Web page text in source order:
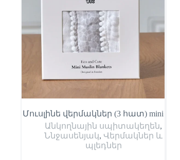
Մուսլինե վերմակներ (3 հատ) mini
Անկողնային սպիտակեղեն,
Ննջասենյակ, Վերմակներ և
պլեդներ